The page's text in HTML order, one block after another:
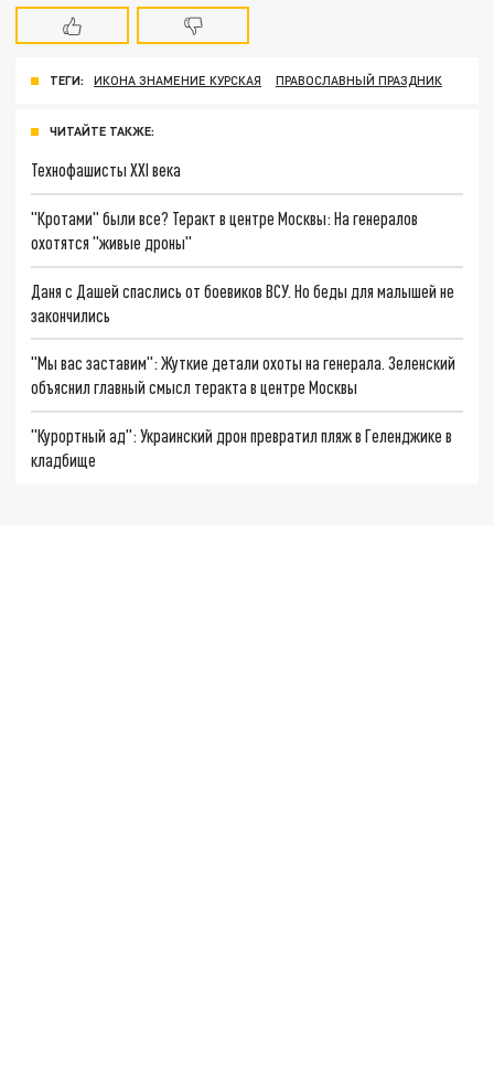
ТЕГИ: ИКОНА ЗНАМЕНИЕ КУРСКАЯ ПРАВОСЛАВНЫЙ ПРАЗДНИК
ЧИТАЙТЕ ТАКЖЕ:
Технофашисты XXI века
"Кротами" были все? Теракт в центре Москвы: На генералов
охотятся "живые дроны"
Даня с Дашей спаслись от боевиков ВСУ. Но беды для малышей не
закончились
"Мы вас заставим": Жуткие детали охоты на генерала. Зеленский
объяснил главный смысл теракта в центре Москвы
"Курортный ад": Украинский дрон превратил пляж в Геленджике в
кладбище